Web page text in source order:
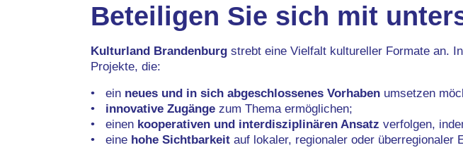
Beteiligen Sie sich mit
Kulturland Brandenburg strebt eine Vielfalt kultureller Formate an.
Projekte, die:
ein neues und in sich abgeschlossenes Vorhaben umsetzen
innovative Zugänge zum Thema ermöglichen;
einen kooperativen und interdisziplinären Ansatz verfolgen,
eine hohe Sichtbarkeit auf lokaler, regionaler oder überregionaler